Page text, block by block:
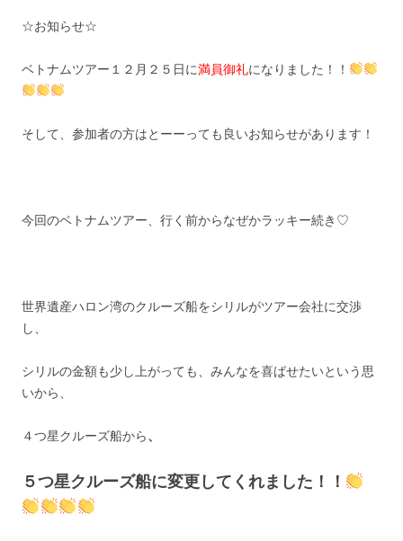
☆お知らせ☆
ベトナムツアー１２月２５日に満員御礼になりました！！
そして、参加者の方はとーーっても良いお知らせがあります！
今回のベトナムツアー、行く前からなぜかラッキー続き♡
世界遺産ハロン湾のクルーズ船をシリルがツアー会社に交渉
し、
シリルの金額も少し上がっても、みんなを喜ばせたいという思
いから、
４つ星クルーズ船から、
５つ星クルーズ船に変更してくれました！！